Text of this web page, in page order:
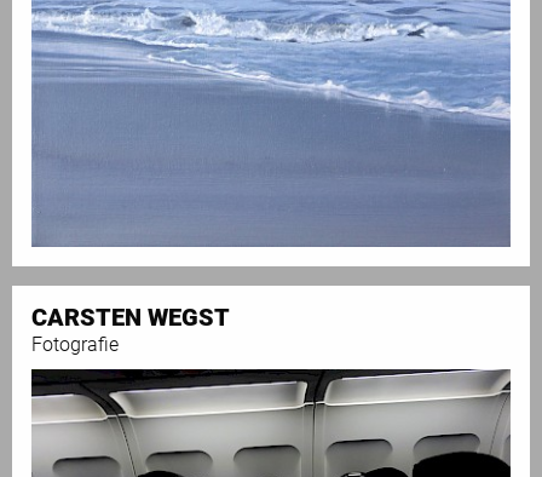
CARSTEN WEGST
Fotografie